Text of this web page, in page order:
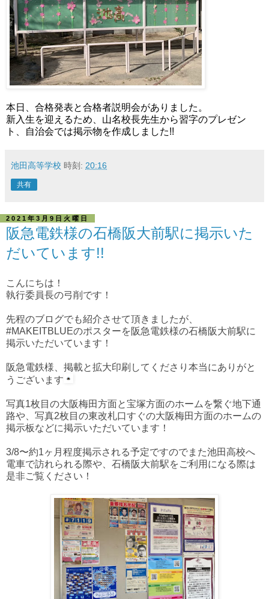
本日、合格発表と合格者説明会がありました。
新入生を迎えるため、山名校長先生から習字のプレゼン
ト、自治会では掲示物を作成しました!!
池田高等学校 時刻: 20:16
共有
2021年3月9日火曜日
阪急電鉄様の石橋阪大前駅に掲示いた
だいています!!
こんにちは！
執行委員長の弓削です！
先程のブログでも紹介させて頂きましたが、
#MAKEITBLUEのポスターを阪急電鉄様の石橋阪大前駅に
掲示いただいています！
阪急電鉄様、掲載と拡大印刷してくださり本当にありがと
うございます
写真1枚目の大阪梅田方面と宝塚方面のホームを繋ぐ地下通
路や、写真2枚目の東改札口すぐの大阪梅田方面のホームの
掲示板などに掲示いただいています！
3/8〜約1ヶ月程度掲示される予定ですのでまた池田高校へ
電車で訪れられる際や、石橋阪大前駅をご利用になる際は
是非ご覧ください！